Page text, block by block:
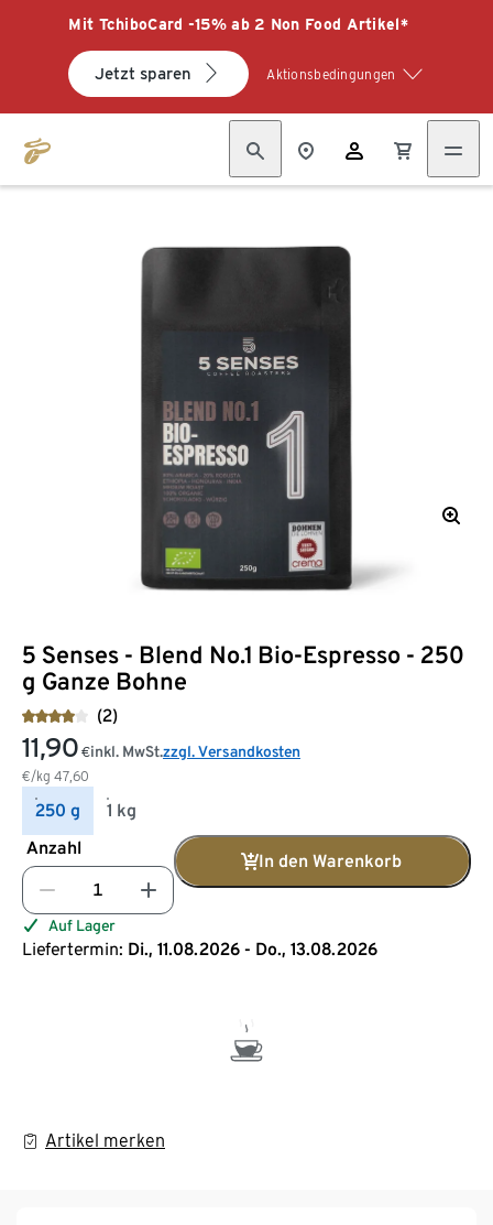
Mit TchiboCard -15% ab 2 Non Food Artikel*
Jetzt sparen Aktionsbedingungen
5 Senses - Blend No.1 Bio-Espresso - 250
g Ganze Bohne
(2)
11,90 €
€/kg 47,60
inkl. MwSt.zzgl. Versandkosten
250 g
1 kg
Anzahl
In den Warenkorb
Auf Lager
Liefertermin: Di., 11.08.2026 - Do., 13.08.2026
Artikel merken